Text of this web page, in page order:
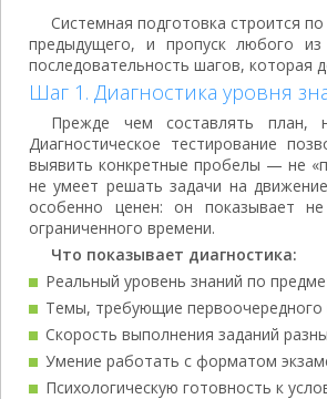
Системная подготовка строится
предыдущего, и пропуск любого
последовательность шагов, которая
Шаг 1. Диагностика уровня
Прежде чем составлять план,
Диагностическое тестирование
выявить конкретные пробелы — не
не умеет решать задачи на
особенно ценен: он показывает
ограниченного времени.
Что показывает диагностика:
Реальный уровень знаний по
Темы, требующие первоочередного
Скорость выполнения заданий
Умение работать с форматом
Психологическую готовность к